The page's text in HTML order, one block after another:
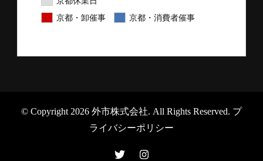
京都・卸催事
京都・消費者催事
© Copyright 2026 外市株式会社. All Rights Reserved. プ
ライバシーポリシー